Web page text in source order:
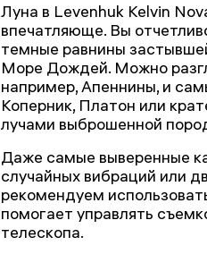
Луна в Levenhuk Kelvin
впечатляюще. Вы
темные равнины
Море Дождей. Можно
например, Апеннины, и
Коперник, Платон или
лучами выброшенной
Даже самые выверенные
случайных вибраций или
рекомендуем
помогает управлять
телескопа.